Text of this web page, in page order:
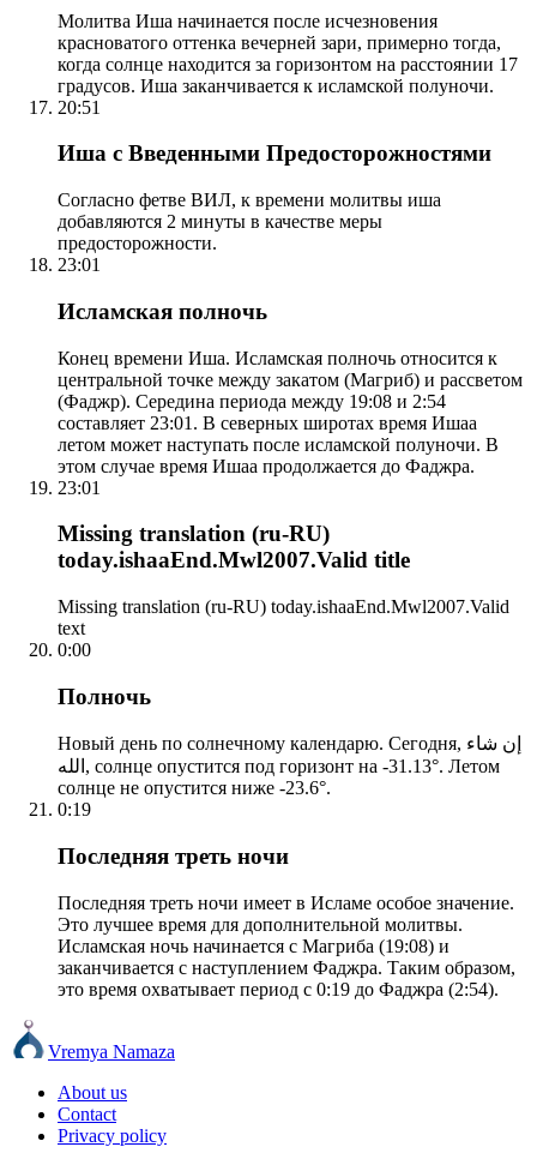
Молитва Иша начинается после исчезновения
красноватого оттенка вечерней зари, примерно тогда,
когда солнце находится за горизонтом на расстоянии 17
градусов. Иша заканчивается к исламской полуночи.
20:51
Иша с Введенными Предосторожностями
Согласно фетве ВИЛ, к времени молитвы иша
добавляются 2 минуты в качестве меры
предосторожности.
23:01
Исламская полночь
Конец времени Иша. Исламская полночь относится к
центральной точке между закатом (Магриб) и рассветом
(Фаджр). Середина периода между 19:08 и 2:54
составляет 23:01. В северных широтах время Ишаа
летом может наступать после исламской полуночи. В
этом случае время Ишаа продолжается до Фаджра.
23:01
Missing translation (ru-RU)
today.ishaaEnd.Mwl2007.Valid title
Missing translation (ru-RU) today.ishaaEnd.Mwl2007.Valid
text
0:00
Полночь
Новый день по солнечному календарю. Сегодня, إن شاء
الله, солнце опустится под горизонт на -31.13°. Летом
солнце не опустится ниже -23.6°.
0:19
Последняя треть ночи
Последняя треть ночи имеет в Исламе особое значение.
Это лучшее время для дополнительной молитвы.
Исламская ночь начинается с Магриба (19:08) и
заканчивается с наступлением Фаджра. Таким образом,
это время охватывает период с 0:19 до Фаджра (2:54).
Vremya Namaza
About us
Contact
Privacy policy